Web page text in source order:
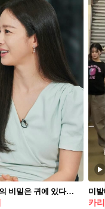
스타일링의 비밀은 귀에 있다👂🏻 여배우들이 선택한 이어링 3종, 어떤 스타일이 취향이세요?✨💁🏻‍♀️ 각기 다른 매력을 지닌 귀걸이 3가지를 소개합니다. 1. 샤넬 넘버 5 변형 가능한 비대칭 이어링, 2000만 원대 김태희가 착용한 귀걸이는 18K 화이트 골드와 다이아몬드로 이루어진 비대칭 이어링은 샤넬의 상징적인 숫자 5를 모티브로 한 디자인이 특징입니다. 김태희는 블라우스와 매치해 우아하면서도 세련된 분위기를 연출했습니다. 2. 스와로브스키 매트릭스 후프 이어링, 20만 원대 김고은이 즐겨 착용하는 이 귀걸이는 링 형태에 크리스탈이 촘촘히 이루어져 은은한 빛을 발합니다. 김고은은 무지티랑 매치해 캐주얼한 룩에 고급스러움을 더했습니다. 3. 티파니 하드웨어, 2000만 원대 고현정이 착용한 귀걸이는 18K 옐로우 골드 소재에 파베 다이아몬드로 이루어진 U자형으로 떨어지는 볼드한 체인 링크 디자인입니다. 브라운 계열의 셋업에 매치해 한층 세련되고 화려한 무드를 완성했습니다.
카